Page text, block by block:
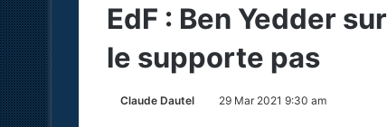
EdF : Ben Yedder
le supporte pas
Claude Dautel 29 Mar 2021 9:30 am